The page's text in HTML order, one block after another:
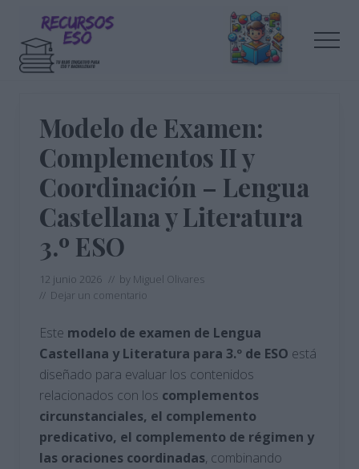
contenido
principal
barra
educación
Modelo de Examen:
Complementos II y
Coordinación – Lengua
Castellana y Literatura
3.º ESO
12 junio 2026 // by Miguel Olivares
// Dejar un comentario
Este modelo de examen de Lengua
Castellana y Literatura para 3.º de ESO está
diseñado para evaluar los contenidos
relacionados con los complementos
circunstanciales, el complemento
predicativo, el complemento de régimen y
las oraciones coordinadas, combinando